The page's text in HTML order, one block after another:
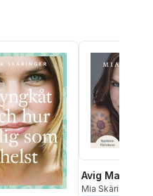
Avig Maria
Mia Skäringer